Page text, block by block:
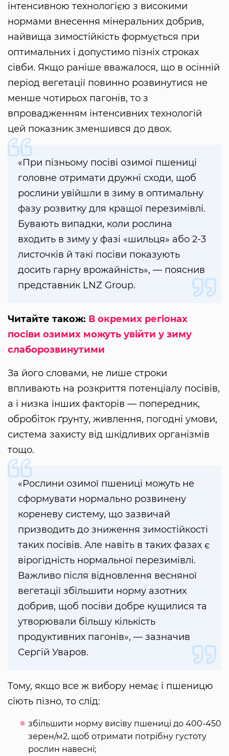
інтенсивною технологією з високими
нормами внесення мінеральних добрив,
найвища зимостійкість формується при
оптимальних і допустимо пізніх строках
сівби. Якщо раніше вважалося, що в осінній
період вегетації повинно розвинутися не
менше чотирьох пагонів, то з
впровадженням інтенсивних технологій
цей показник зменшився до двох.
«При пізньому посіві озимої пшениці
головне отримати дружні сходи, щоб
рослини увійшли в зиму в оптимальну
фазу розвитку для кращої перезимівлі.
Бувають випадки, коли рослина
входить в зиму у фазі «шильця» або 2-3
листочків й такі посіви показують
досить гарну врожайність», — пояснив
представник LNZ Group.
Читайте також: В окремих регіонах
посіви озимих можуть увійти у зиму
слаборозвинутими
За його словами, не лише строки
впливають на розкриття потенціалу посівів,
а і низка інших факторів — попередник,
обробіток ґрунту, живлення, погодні умови,
система захисту від шкідливих організмів
тощо.
«Рослини озимої пшениці можуть не
сформувати нормально розвинену
кореневу систему, що зазвичай
призводить до зниження зимостійкості
таких посівів. Але навіть в таких фазах є
вірогідність нормальної перезимівлі.
Важливо після відновлення весняної
вегетації збільшити норму азотних
добрив, щоб посіви добре кущилися та
утворювали більшу кількість
продуктивних пагонів», — зазначив
Сергій Уваров.
Тому, якщо все ж вибору немає і пшеницю
сіють пізно, то слід:
збільшити норму висіву пшениці до 400-450
зерен/м2, щоб отримати потрібну густоту
рослин навесні;